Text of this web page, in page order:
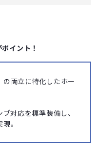
イント！
の両立に特化したホー
対応を標準装備し、
。